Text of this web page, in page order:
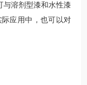
与溶剂型漆和水性漆
应用中，也可以对